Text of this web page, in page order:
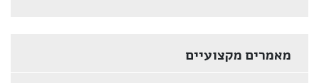
מאמרים מקצועיים